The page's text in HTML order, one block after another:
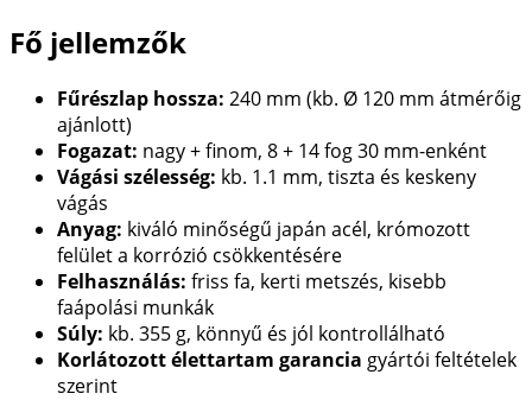
Fő jellemzők
Fűrészlap hossza: 240 mm (kb. Ø 120 mm átmérőig
ajánlott)
Fogazat: nagy + finom, 8 + 14 fog 30 mm-enként
Vágási szélesség: kb. 1.1 mm, tiszta és keskeny
vágás
Anyag: kiváló minőségű japán acél, krómozott
felület a korrózió csökkentésére
Felhasználás: friss fa, kerti metszés, kisebb
faápolási munkák
Súly: kb. 355 g, könnyű és jól kontrollálható
Korlátozott élettartam garancia gyártói feltételek
szerint